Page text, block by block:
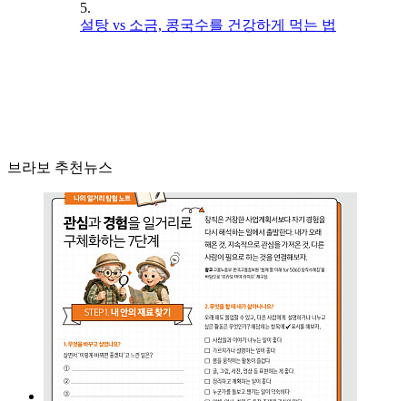
5.
설탕 vs 소금, 콩국수를 건강하게 먹는 법
브라보 추천뉴스